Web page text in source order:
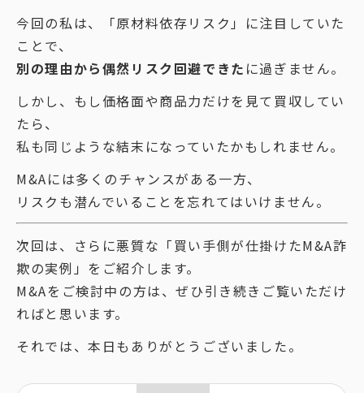
今回の私は、「原材料依存リスク」に注目していた
ことで、
別の理由から偶然リスク回避できた に過ぎません。
しかし、もし価格面や商品力だけを見て買収してい
たら、
私も同じような結末になっていたかもしれません。
M&Aには多くのチャンスがある一方、
リスクも潜んでいることを忘れてはいけません。
次回は、さらに悪質な「買い手側が仕掛けたM&A詐
欺の実例」をご紹介します。
M&Aをご検討中の方は、ぜひ引き続きご覧いただけ
ればと思います。
それでは、本日もありがとうございました。